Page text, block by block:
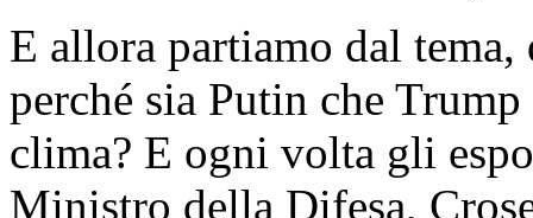
E allora partiamo dal
perché sia Putin che
clima? E ogni volta gli
Ministro della Difesa,